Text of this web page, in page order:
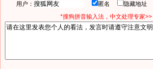
用户： 匿名 隐藏地址
*搜狗拼音输入法，中文处理专家>>